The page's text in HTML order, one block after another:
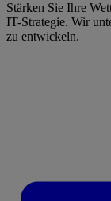
Stärken Sie Ihre
IT-Strategie. Wir
zu entwickeln.